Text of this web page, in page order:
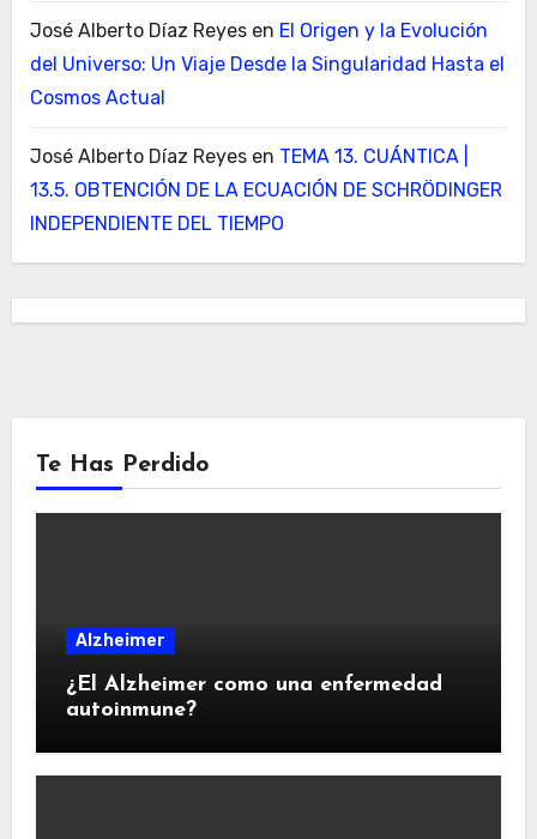
José Alberto Díaz Reyesen El Origen y la Evolución
del Universo: Un Viaje Desde la Singularidad Hasta el
Cosmos Actual
José Alberto Díaz Reyesen TEMA 13. CUÁNTICA |
13.5. OBTENCIÓN DE LA ECUACIÓN DE SCHRÖDINGER
INDEPENDIENTE DEL TIEMPO
Te Has Perdido
Alzheimer
¿El Alzheimer como una enfermedad
autoinmune?